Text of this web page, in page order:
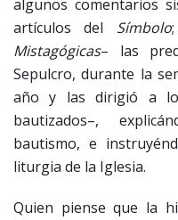
algunos comentarios
artículos del Símbolo
Mistagógicas– las
Sepulcro, durante la
año y las dirigió a
bautizados–,
bautismo, e
liturgia de la Iglesia.
Quien piense que la